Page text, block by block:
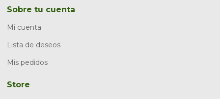
Sobre tu cuenta
Mi cuenta
Lista de deseos
Mis pedidos
Store